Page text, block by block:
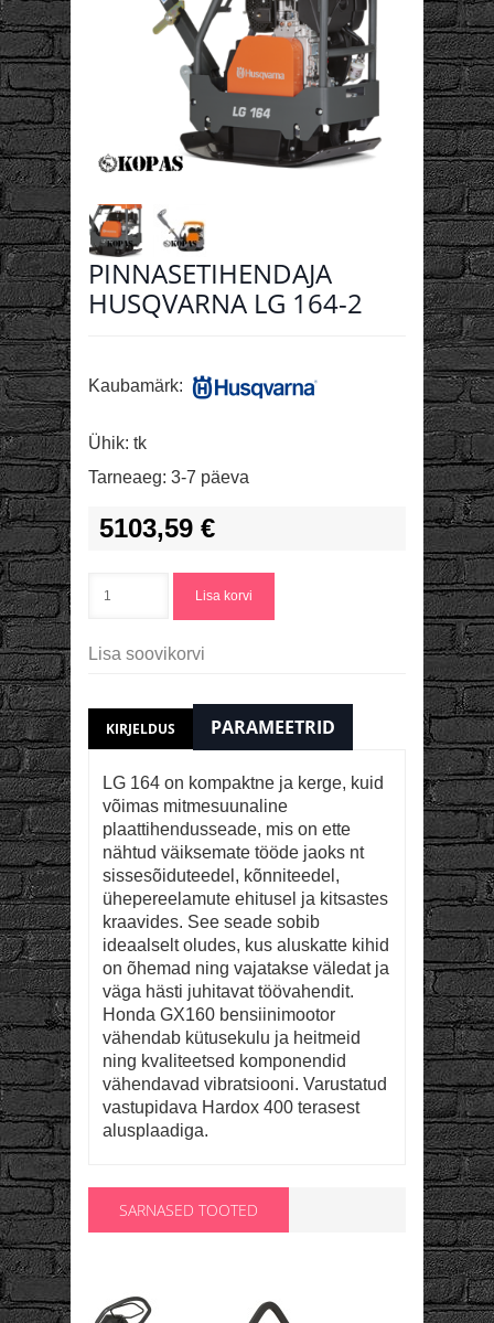
PINNASETIHENDAJA
HUSQVARNA LG 164-2
Kaubamärk:
Ühik: tk
Tarneaeg: 3-7 päeva
5103,59 €
Lisa korvi
Lisa soovikorvi
KIRJELDUS PARAMEETRID
LG 164 on kompaktne ja kerge, kuid
võimas mitmesuunaline
plaattihendusseade, mis on ette
nähtud väiksemate tööde jaoks nt
sissesõiduteedel, kõnniteedel,
ühepereelamute ehitusel ja kitsastes
kraavides. See seade sobib
ideaalselt oludes, kus aluskatte kihid
on õhemad ning vajatakse väledat ja
väga hästi juhitavat töövahendit.
Honda GX160 bensiinimootor
vähendab kütusekulu ja heitmeid
ning kvaliteetsed komponendid
vähendavad vibratsiooni. Varustatud
vastupidava Hardox 400 terasest
alusplaadiga.
SARNASED TOOTED